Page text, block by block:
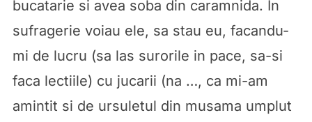
bucatarie si avea soba din caramnida. In
sufragerie voiau ele, sa stau eu, facandu-
mi de lucru (sa las surorile in pace, sa-si
faca lectiile) cu jucarii (na …, ca mi-am
amintit si de ursuletul din musama umplut